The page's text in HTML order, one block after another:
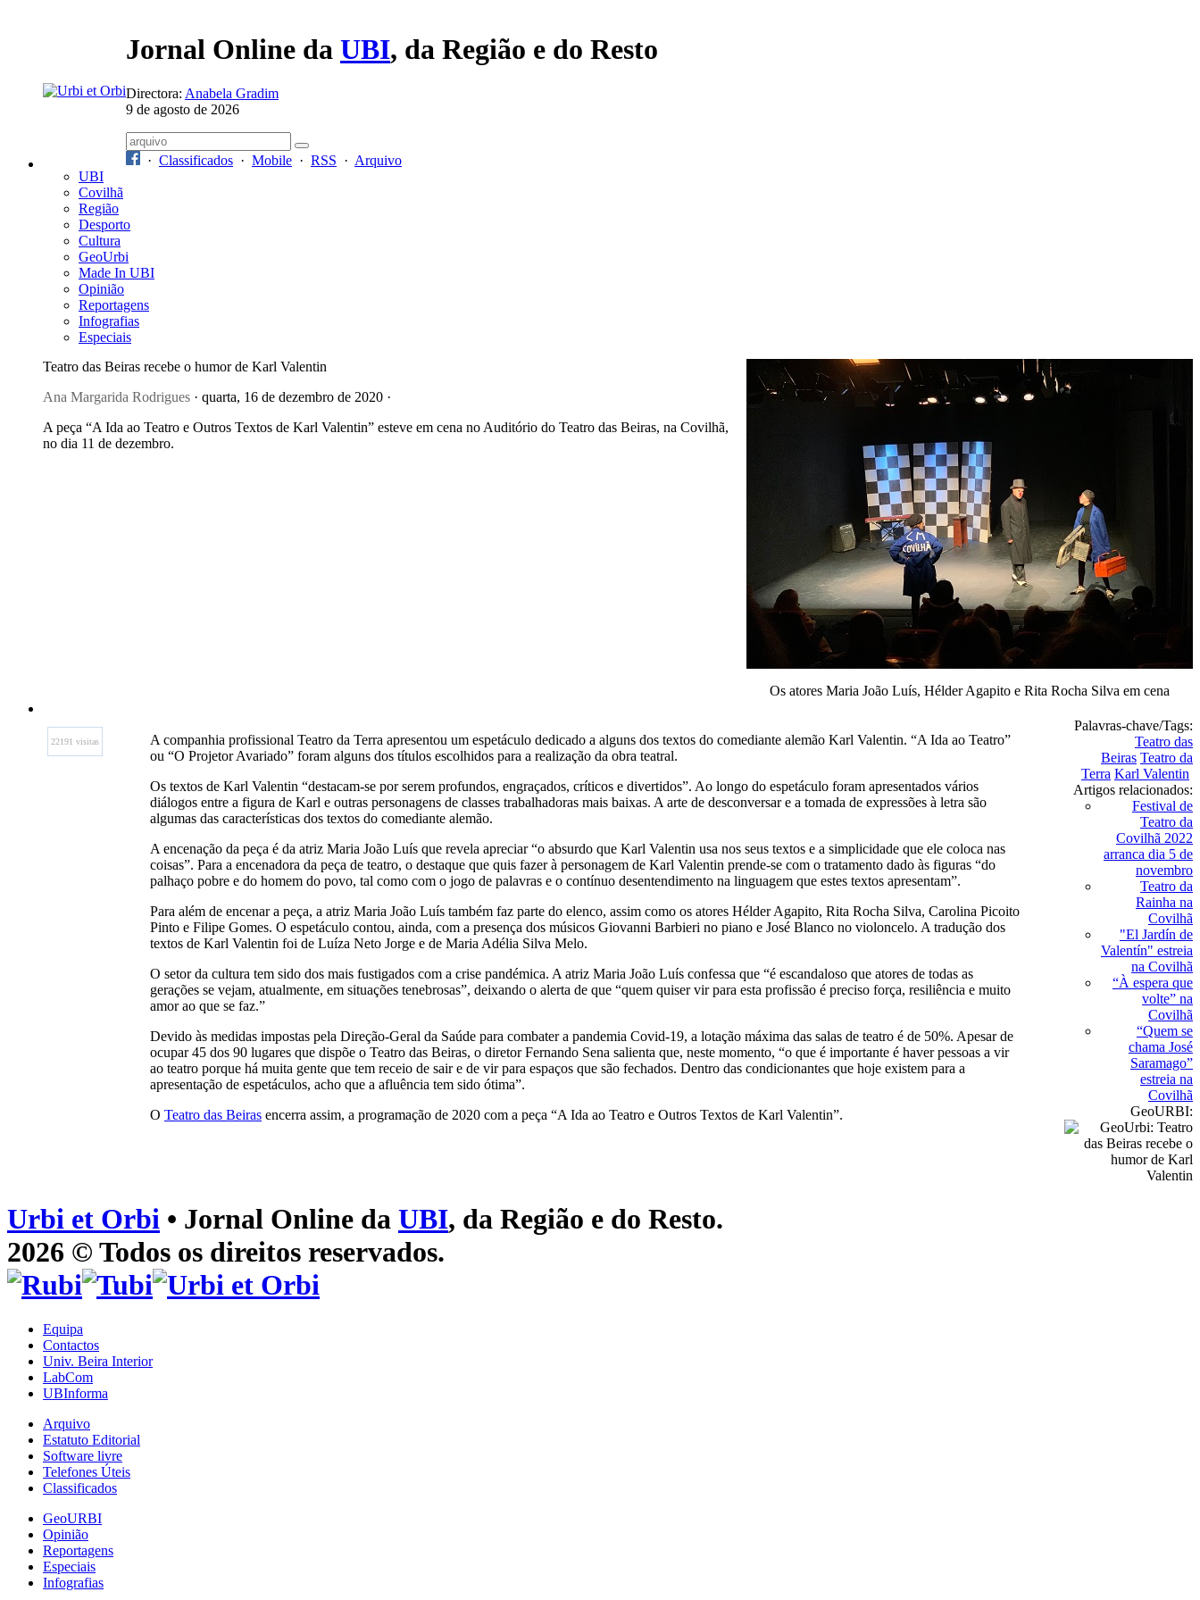
Jornal Online da UBI, da Região e do Resto
Directora: Anabela Gradim
9 de agosto de 2026
· Classificados · Mobile · RSS · Arquivo
UBI
Covilhã
Região
Desporto
Cultura
GeoUrbi
Made In UBI
Opinião
Reportagens
Infografias
Especiais
Teatro das Beiras recebe o humor de Karl Valentin
Ana Margarida Rodrigues · quarta, 16 de dezembro de 2020 ·
A peça “A Ida ao Teatro e Outros Textos de Karl Valentin” esteve em cena no Auditório do Teatro das Beiras, na Covilhã,
no dia 11 de dezembro.
Os atores Maria João Luís, Hélder Agapito e Rita Rocha Silva em cena
22191 visitas
A companhia profissional Teatro da Terra apresentou um espetáculo dedicado a alguns dos textos do comediante alemão Karl Valentin. “A Ida ao Teatro”
ou “O Projetor Avariado” foram alguns dos títulos escolhidos para a realização da obra teatral.
Os textos de Karl Valentin “destacam-se por serem profundos, engraçados, críticos e divertidos”. Ao longo do espetáculo foram apresentados vários
diálogos entre a figura de Karl e outras personagens de classes trabalhadoras mais baixas. A arte de desconversar e a tomada de expressões à letra são
algumas das características dos textos do comediante alemão.
A encenação da peça é da atriz Maria João Luís que revela apreciar “o absurdo que Karl Valentin usa nos seus textos e a simplicidade que ele coloca nas
coisas”. Para a encenadora da peça de teatro, o destaque que quis fazer à personagem de Karl Valentin prende-se com o tratamento dado às figuras “do
palhaço pobre e do homem do povo, tal como com o jogo de palavras e o contínuo desentendimento na linguagem que estes textos apresentam”.
Para além de encenar a peça, a atriz Maria João Luís também faz parte do elenco, assim como os atores Hélder Agapito, Rita Rocha Silva, Carolina Picoito
Pinto e Filipe Gomes. O espetáculo contou, ainda, com a presença dos músicos Giovanni Barbieri no piano e José Blanco no violoncelo. A tradução dos
textos de Karl Valentin foi de Luíza Neto Jorge e de Maria Adélia Silva Melo.
O setor da cultura tem sido dos mais fustigados com a crise pandémica. A atriz Maria João Luís confessa que “é escandaloso que atores de todas as
gerações se vejam, atualmente, em situações tenebrosas”, deixando o alerta de que “quem quiser vir para esta profissão é preciso força, resiliência e muito
amor ao que se faz.”
Devido às medidas impostas pela Direção-Geral da Saúde para combater a pandemia Covid-19, a lotação máxima das salas de teatro é de 50%. Apesar de
ocupar 45 dos 90 lugares que dispõe o Teatro das Beiras, o diretor Fernando Sena salienta que, neste momento, “o que é importante é haver pessoas a vir
ao teatro porque há muita gente que tem receio de sair e de vir para espaços que são fechados. Dentro das condicionantes que hoje existem para a
apresentação de espetáculos, acho que a afluência tem sido ótima”.
O Teatro das Beiras encerra assim, a programação de 2020 com a peça “A Ida ao Teatro e Outros Textos de Karl Valentin”.
Palavras-chave/Tags:
Teatro das
Beiras Teatro da
Terra Karl Valentin
Artigos relacionados:
Festival de
Teatro da
Covilhã 2022
arranca dia 5 de
novembro
Teatro da
Rainha na
Covilhã
"El Jardín de
Valentín" estreia
na Covilhã
“À espera que
volte” na
Covilhã
“Quem se
chama José
Saramago”
estreia na
Covilhã
GeoURBI:
Urbi et Orbi • Jornal Online da UBI, da Região e do Resto.
2026 © Todos os direitos reservados.
Equipa
Contactos
Univ. Beira Interior
LabCom
UBInforma
Arquivo
Estatuto Editorial
Software livre
Telefones Úteis
Classificados
GeoURBI
Opinião
Reportagens
Especiais
Infografias